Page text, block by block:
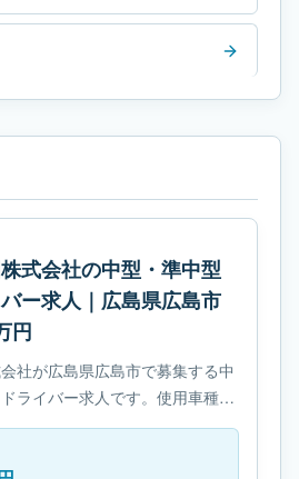
式会社の中型・準中型
ー求人｜広島県広島市
円
社が広島県広島市で募集する中
ライバー求人です。使用車種は
務時間は- 変形労働時間制で
型自動車免許です。